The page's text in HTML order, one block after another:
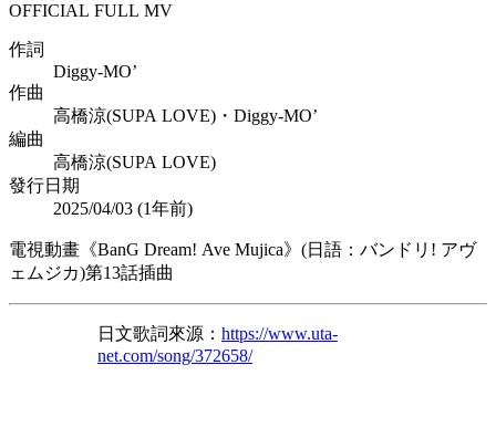
OFFICIAL FULL MV
作詞
Diggy-MO’
作曲
高橋涼(SUPA LOVE)・Diggy-MO’
編曲
高橋涼(SUPA LOVE)
發行日期
2025/04/03 (1年前)
電視動畫《BanG Dream! Ave Mujica》(日語：バンドリ! アヴ
ェムジカ)第13話插曲
日文歌詞來源： https://www.uta-
net.com/song/372658/